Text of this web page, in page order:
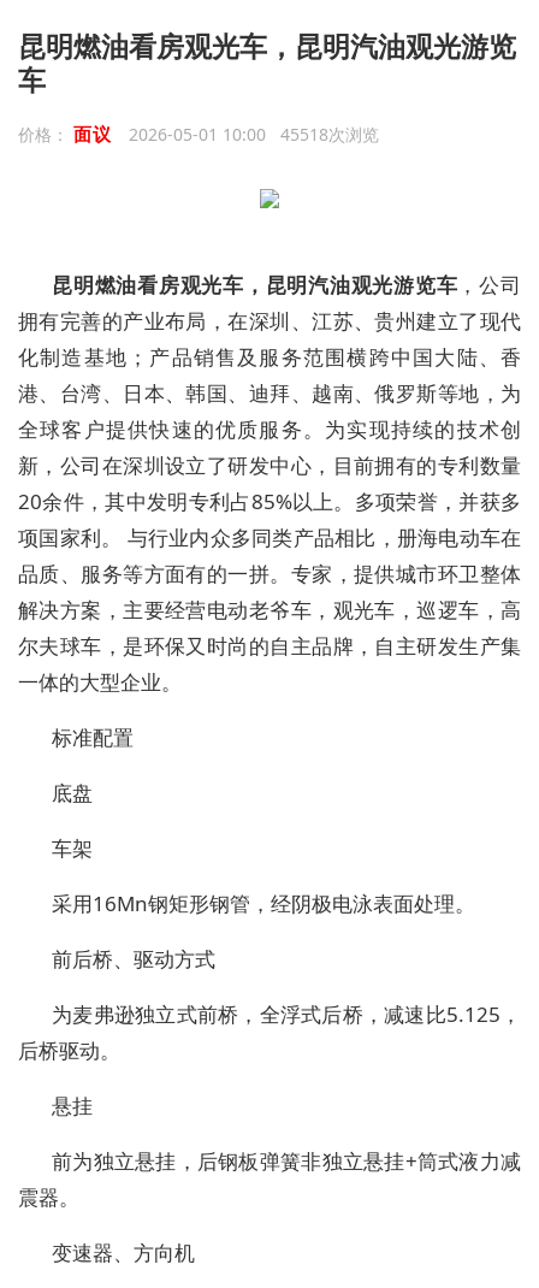
昆明燃油看房观光车，昆明汽油观光游览
车
价格： 面议 2026-05-01 10:00 45518次浏览
昆明燃油看房观光车，昆明汽油观光游览车 ，公司
拥有完善的产业布局，在深圳、江苏、贵州建立了现代
化制造基地；产品销售及服务范围横跨中国大陆、香
港、台湾、日本、韩国、迪拜、越南、俄罗斯等地，为
全球客户提供快速的优质服务。为实现持续的技术创
新，公司在深圳设立了研发中心，目前拥有的专利数量
20余件，其中发明专利占85%以上。多项荣誉，并获多
项国家利。 与行业内众多同类产品相比，册海电动车在
品质、服务等方面有的一拼。专家，提供城市环卫整体
解决方案，主要经营电动老爷车，观光车，巡逻车，高
尔夫球车，是环保又时尚的自主品牌，自主研发生产集
一体的大型企业。
标准配置
底盘
车架
采用16Mn钢矩形钢管，经阴极电泳表面处理。
前后桥、驱动方式
为麦弗逊独立式前桥，全浮式后桥，减速比5.125 ，
后桥驱动。
悬挂
前为独立悬挂，后钢板弹簧非独立悬挂+筒式液力减
震器。
变速器、方向机